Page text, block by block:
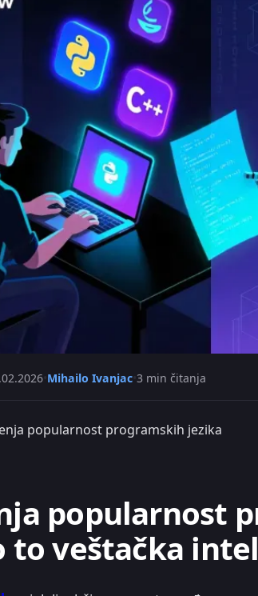
Mihailo Ivanjac 3 min čitanja
popularnost programskih jezika
popularnost
to veštačka